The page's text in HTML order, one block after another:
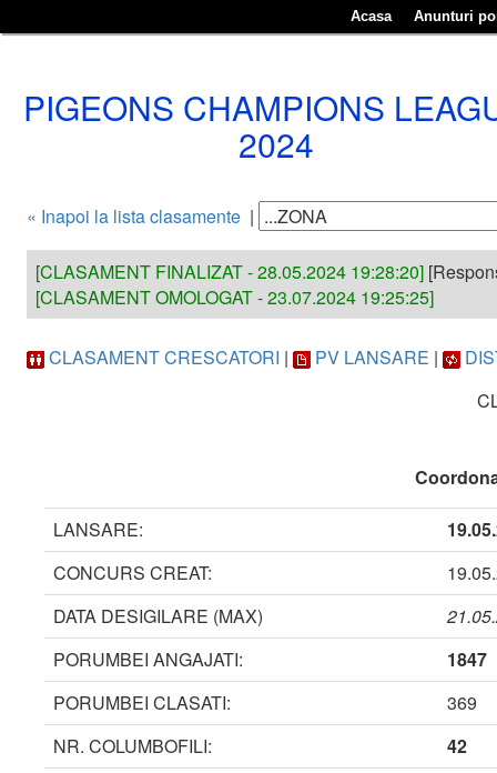
Acasa Anunturi
PIGEONS CHAMPIONS
2024
« Inapoi la lista clasamente |
[CLASAMENT FINALIZAT - 28.05.2024 19:28:20]
[CLASAMENT OMOLOGAT - 23.07.2024 19:25:25]
CLASAMENT CRESCATORI | PV LANSARE |
LANSARE:
CONCURS CREAT:
DATA DESIGILARE (MAX)
PORUMBEI ANGAJATI:
1847
PORUMBEI CLASATI:
369
NR. COLUMBOFILI:
42